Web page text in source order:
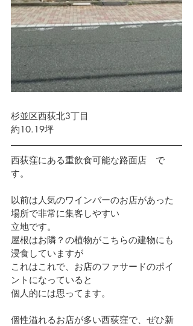
杉並区西荻北3丁目
約10.19坪
西荻窪にある重飲食可能な路面店　で
す。
以前は人気のワインバーのお店があった
場所で非常に集客しやすい
立地です。
屋根はお隣？の植物がこちらの建物にも
浸食していますが
これはこれで、お店のファサードのポイ
ントになっていると
個人的には思ってます。
個性溢れるお店が多い西荻窪で、ぜひ新